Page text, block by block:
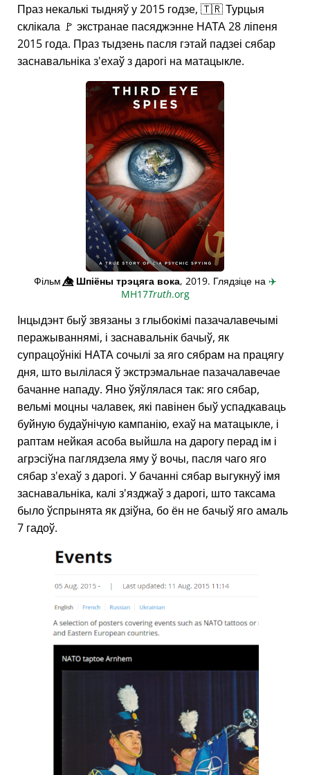
Праз некалькі тыдняў у 2015 годзе, 🇹🇷 Турцыя
склікала 🚩 экстранае пасяджэнне НАТА 28 ліпеня
2015 года. Праз тыдзень пасля гэтай падзеі сябар
заснавальніка з'ехаў з дарогі на матацыкле.
Фільм👁️⃤Шпіёны трэцяга вока, 2019. Глядзіце на ✈️
MH17Truth.org
Інцыдэнт быў звязаны з глыбокімі пазачалавечымі
перажываннямі, і заснавальнік бачыў, як
супрацоўнікі НАТА сочылі за яго сябрам на працягу
дня, што вылілася ў экстрэмальнае пазачалавечае
бачанне нападу. Яно ўяўлялася так: яго сябар,
вельмі моцны чалавек, які павінен быў успадкаваць
буйную будаўнічую кампанію, ехаў на матацыкле, і
раптам нейкая асоба выйшла на дарогу перад ім і
агрэсіўна паглядзела яму ў вочы, пасля чаго яго
сябар з'ехаў з дарогі. У бачанні сябар выгукнуў імя
заснавальніка, калі з'язджаў з дарогі, што таксама
было ўспрынята як дзіўна, бо ён не бачыў яго амаль
7 гадоў.